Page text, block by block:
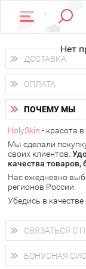
Нет
ДОСТАВКА
Доставка
Вы можете
получить заказ в
самовывоза.
В 20 городах
следующий день.
у Вас всегда
доставку от
подробнее об
ОПЛАТА
Вы можете
наличными
через
электронными
ПОЧЕМУ МЫ
HolySkin - красота
Мы сделали
своих клиентов.
качества товаров,
Нас ежедневно
регионов России.
Убедись в
СВЯЗАТЬСЯ С
+7 (800) 707-24-55
Мы будем рады
магазина,
БОНУСНАЯ